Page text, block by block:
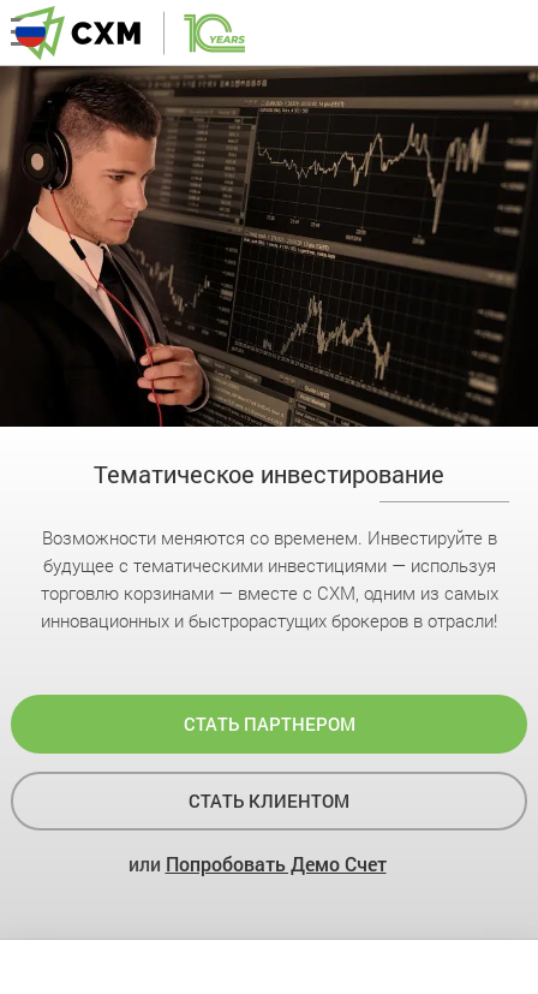
Тематическое инвестирование
Возможности меняются со временем. Инвестируйте в
будущее с тематическими инвестициями — используя
торговлю корзинами — вместе с CXM, одним из самых
инновационных и быстрорастущих брокеров в отрасли!
СТАТЬ ПАРТНЕРОМ
СТАТЬ КЛИЕНТОМ
или Попробовать Демо Счет